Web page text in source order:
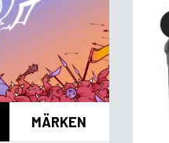
MÄRKEN